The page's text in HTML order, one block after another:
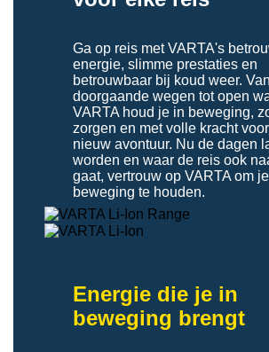
Ga op reis met VARTA's
energie, slimme prestaties en
betrouwbaar bij koud weer. Van
doorgaande wegen tot open
VARTA houd je in beweging,
zorgen en met volle kracht
nieuw avontuur. Nu de dagen
worden en waar de reis ook
gaat, vertrouw op VARTA om
beweging te houden.
Energie die je in
beweging brengt